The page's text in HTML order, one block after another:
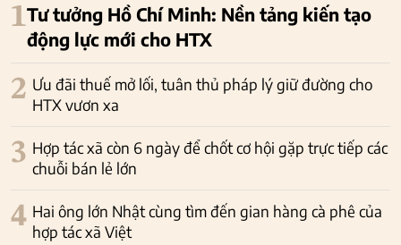
1Tư tưởng Hồ Chí Minh: Nền tảng kiến tạo
động lực mới cho HTX
2 Ưu đãi thuế mở lối, tuân thủ pháp lý giữ đường cho
HTX vươn xa
3 Hợp tác xã còn 6 ngày để chốt cơ hội gặp trực tiếp các
chuỗi bán lẻ lớn
4 Hai ông lớn Nhật cùng tìm đến gian hàng cà phê của
hợp tác xã Việt